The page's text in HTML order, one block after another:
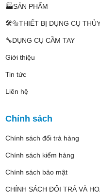
🏭SẢN PHẨM
🛠️🔩THIẾT BỊ DỤNG CỤ
🔧DỤNG CỤ CẦM TAY
Giới thiệu
Tin tức
Liên hệ
Chính sách
Chính sách đổi trả hàng
Chính sách kiểm hàng
Chính sách bảo mật
CHÍNH SÁCH ĐỔI TRẢ VÀ